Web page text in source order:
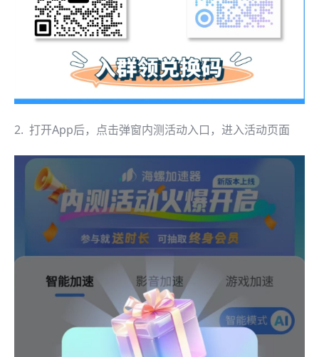
2. 打开App后，点击弹窗内测活动入口，进入活动页面